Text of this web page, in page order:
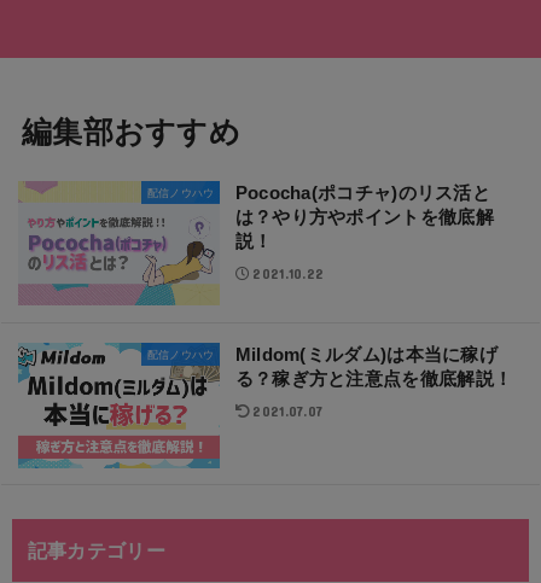
編集部おすすめ
配信ノウハウ
Pococha(ポコチャ)のリス活と
は？やり方やポイントを徹底解
説！
2021.10.22
配信ノウハウ
Mildom(ミルダム)は本当に稼げ
る？稼ぎ方と注意点を徹底解説！
2021.07.07
記事カテゴリー